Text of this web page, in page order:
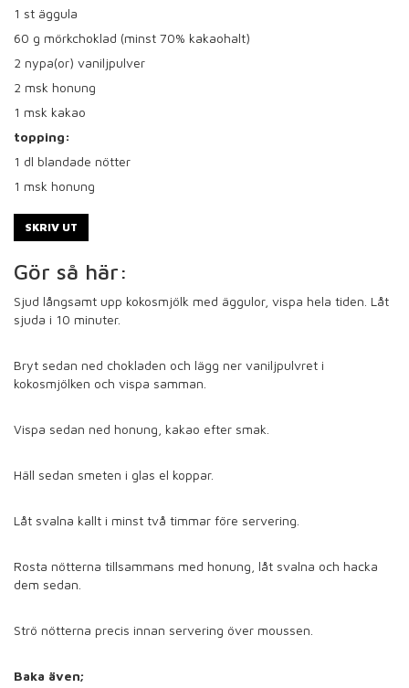
1 st äggula
60 g mörkchoklad (minst 70% kakaohalt)
2 nypa(or) vaniljpulver
2 msk honung
1 msk kakao
topping:
1 dl blandade nötter
1 msk honung
SKRIV UT
Gör så här:
Sjud långsamt upp kokosmjölk med äggulor, vispa hela tiden. Låt
sjuda i 10 minuter.
Bryt sedan ned chokladen och lägg ner vaniljpulvret i
kokosmjölken och vispa samman.
Vispa sedan ned honung, kakao efter smak.
Häll sedan smeten i glas el koppar.
Låt svalna kallt i minst två timmar före servering.
Rosta nötterna tillsammans med honung, låt svalna och hacka
dem sedan.
Strö nötterna precis innan servering över moussen.
Baka även;